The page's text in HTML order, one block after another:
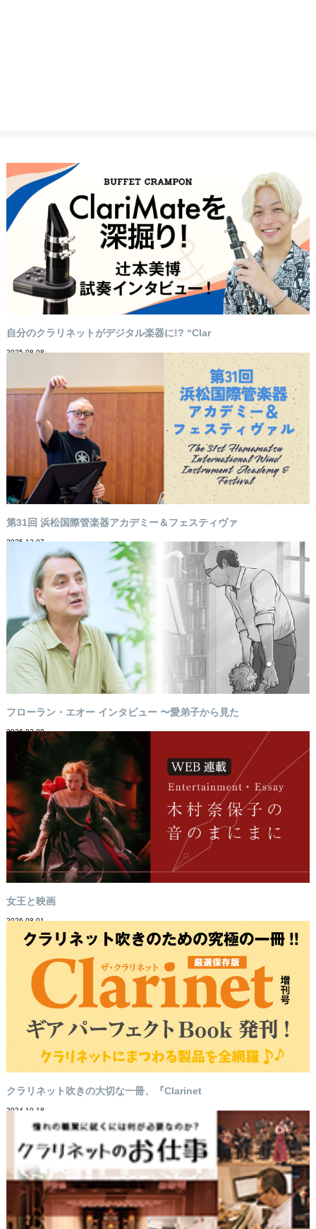
自分のクラリネットがデジタル楽器に!? “Clar
2025-08-08
第31回 浜松国際管楽器アカデミー＆フェスティヴァ
2025-12-07
フローラン・エオー インタビュー 〜愛弟子から見た
2026-02-09
女王と映画
2026-08-01
クラリネット吹きの大切な一冊、『Clarinet
2024-10-18